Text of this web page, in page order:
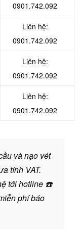
0901.742.092
Liên hệ:
0901.742.092
Liên hệ:
0901.742.092
Liên hệ:
0901.742.092
và nạo vét
tính VAT.
tới hotline ☎️
phí báo